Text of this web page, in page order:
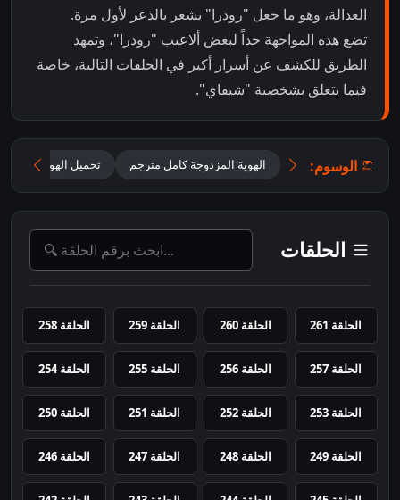
العدالة، وهو ما جعل "رودرا" يشعر بالذعر لأول مرة.
تضع هذه المواجهة حداً لبعض ألاعيب "رودرا"، وتمهد
الطريق للكشف عن أسرار أكبر في الحلقات التالية، خاصة
فيما يتعلق بشخصية "شيفاي".
الوسوم: الهوية المزدوجة كامل مترجم تحميل الهوية المزدوجة 2025 مترجم
الحلقات
الحلقة 261 الحلقة 260 الحلقة 259 الحلقة 258
الحلقة 257 الحلقة 256 الحلقة 255 الحلقة 254
الحلقة 253 الحلقة 252 الحلقة 251 الحلقة 250
الحلقة 249 الحلقة 248 الحلقة 247 الحلقة 246